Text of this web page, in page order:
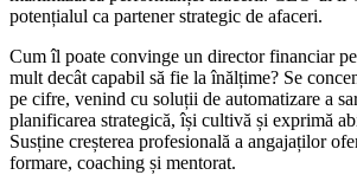
potențialul ca partener strategic de afaceri.
Cum îl poate convinge un director financiar
mult decât capabil să fie la înălțime? Se
pe cifre, venind cu soluții de automatizare a
planificarea strategică, își cultivă și exprimă
Susține creșterea profesională a angajaților
formare, coaching și mentorat.